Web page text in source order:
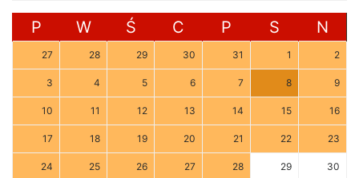
P W Ś C P S N
27 28 29 30 31 1 2
3 4 5 6 7 8 9
10 11 12 13 14 15 16
17 18 19 20 21 22 23
24 25 26 27 28 29 30